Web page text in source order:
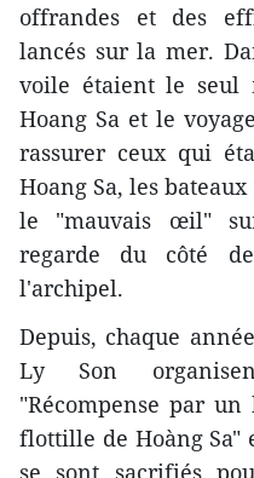
offrandes et des
lancés sur la mer.
voile étaient le seul
Hoang Sa et le
rassurer ceux qui
Hoang Sa, les
le "mauvais œil"
regarde du côté
l'archipel.
Depuis, chaque
Ly Son
"Récompense par
flottille de Hoàng Sa"